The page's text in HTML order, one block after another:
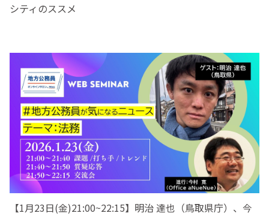
シティのススメ
【1月23日(金)21:00~22:15】明治 達也（鳥取県庁）、今